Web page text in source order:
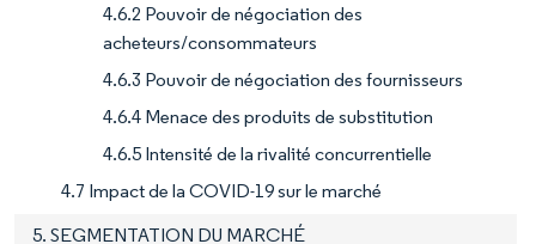
4.6.2 Pouvoir de négociation des
acheteurs/consommateurs
4.6.3 Pouvoir de négociation des fournisseurs
4.6.4 Menace des produits de substitution
4.6.5 Intensité de la rivalité concurrentielle
4.7 Impact de la COVID-19 sur le marché
5. SEGMENTATION DU MARCHÉ